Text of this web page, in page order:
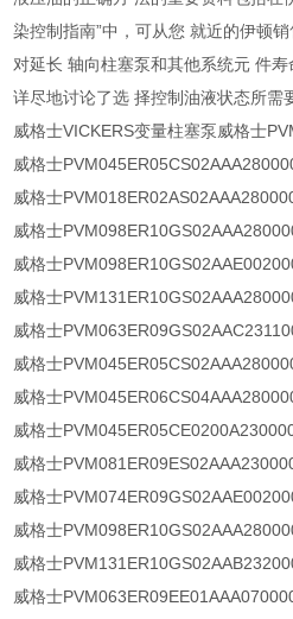
染控制指南”中，可从您 就近的伊顿
对延长 轴向柱塞泵和其他系统元 件
详尽地讨论了选 择控制油液状态所需
威格士VICKERS变量柱塞泵威格士
威格士
威格士
威格士
威格士
威格士
威格士
威格士
威格士
威格士
威格士
威格士
威格士
威格士
威格士